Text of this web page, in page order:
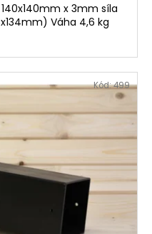
x 3mm síla
Váha 4,6 kg
Kód:499